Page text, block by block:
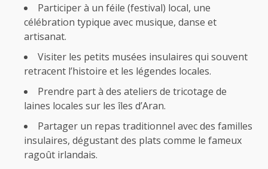
Participer à un féile (festival) local, une
célébration typique avec musique, danse et
artisanat.
Visiter les petits musées insulaires qui souvent
retracent l’histoire et les légendes locales.
Prendre part à des ateliers de tricotage de
laines locales sur les îles d’Aran.
Partager un repas traditionnel avec des familles
insulaires, dégustant des plats comme le fameux
ragoût irlandais.